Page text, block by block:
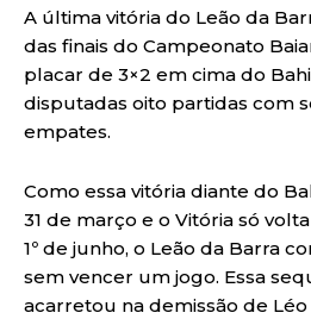
A última vitória do Leão da
das finais do Campeonato
placar de 3×2 em cima do
disputadas oito partidas com
empates.
Como essa vitória diante do
31 de março e o Vitória só
1º de junho, o Leão da Barra
sem vencer um jogo. Essa
acarretou na demissão de Léo